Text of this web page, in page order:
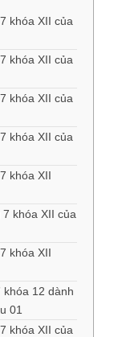
khóa XII của
khóa XII của
khóa XII của
khóa XII của
khóa XII
khóa XII của
khóa XII
12 dành
01
khóa XII của